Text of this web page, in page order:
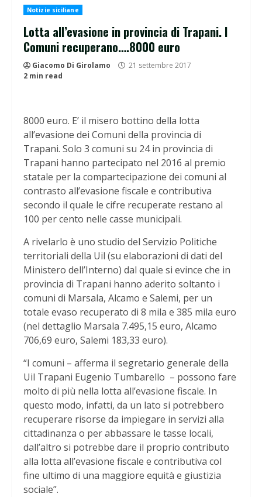
Notizie siciliane
Lotta all’evasione in provincia di Trapani. I
Comuni recuperano….8000 euro
Giacomo Di Girolamo
21 settembre 2017
2 min read
8000 euro. E’ il misero bottino della lotta
all’evasione dei Comuni della provincia di
Trapani. Solo 3 comuni su 24 in provincia di
Trapani hanno partecipato nel 2016 al premio
statale per la compartecipazione dei comuni al
contrasto all’evasione fiscale e contributiva
secondo il quale le cifre recuperate restano al
100 per cento nelle casse municipali.
A rivelarlo è uno studio del Servizio Politiche
territoriali della Uil (su elaborazioni di dati del
Ministero dell’Interno) dal quale si evince che in
provincia di Trapani hanno aderito soltanto i
comuni di Marsala, Alcamo e Salemi, per un
totale evaso recuperato di 8 mila e 385 mila euro
(nel dettaglio Marsala 7.495,15 euro, Alcamo
706,69 euro, Salemi 183,33 euro).
“I comuni – afferma il segretario generale della
Uil Trapani Eugenio Tumbarello – possono fare
molto di più nella lotta all’evasione fiscale. In
questo modo, infatti, da un lato si potrebbero
recuperare risorse da impiegare in servizi alla
cittadinanza o per abbassare le tasse locali,
dall’altro si potrebbe dare il proprio contributo
alla lotta all’evasione fiscale e contributiva col
fine ultimo di una maggiore equità e giustizia
sociale”.